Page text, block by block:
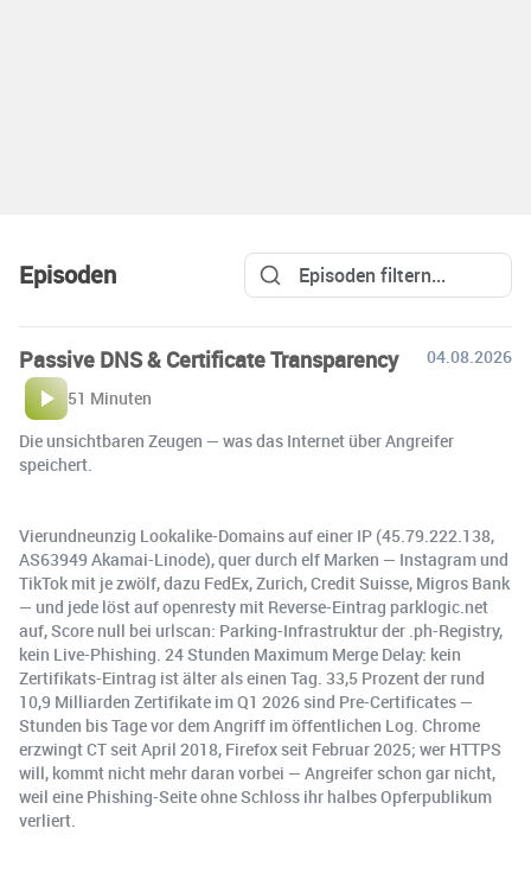
Episoden
Passive DNS & Certificate Transparency
04.08.2026
51 Minuten
Die unsichtbaren Zeugen — was das Internet über Angreifer
speichert.
Vierundneunzig Lookalike-Domains auf einer IP (45.79.222.138,
AS63949 Akamai-Linode), quer durch elf Marken — Instagram und
TikTok mit je zwölf, dazu FedEx, Zurich, Credit Suisse, Migros Bank
— und jede löst auf openresty mit Reverse-Eintrag parklogic.net
auf, Score null bei urlscan: Parking-Infrastruktur der .ph-Registry,
kein Live-Phishing. 24 Stunden Maximum Merge Delay: kein
Zertifikats-Eintrag ist älter als einen Tag. 33,5 Prozent der rund
10,9 Milliarden Zertifikate im Q1 2026 sind Pre-Certificates —
Stunden bis Tage vor dem Angriff im öffentlichen Log. Chrome
erzwingt CT seit April 2018, Firefox seit Februar 2025; wer HTTPS
will, kommt nicht mehr daran vorbei — Angreifer schon gar nicht,
weil eine Phishing-Seite ohne Schloss ihr halbes Opferpublikum
verliert.